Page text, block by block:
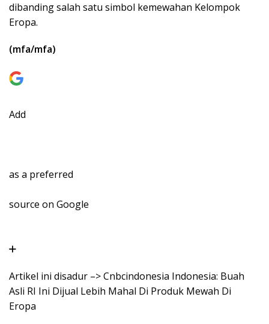
dibanding salah satu simbol kemewahan Kelompok
Eropa.
(mfa/mfa)
Add
as a preferred
source on Google
Artikel ini disadur –> Cnbcindonesia Indonesia: Buah
Asli RI Ini Dijual Lebih Mahal Di Produk Mewah Di
Eropa